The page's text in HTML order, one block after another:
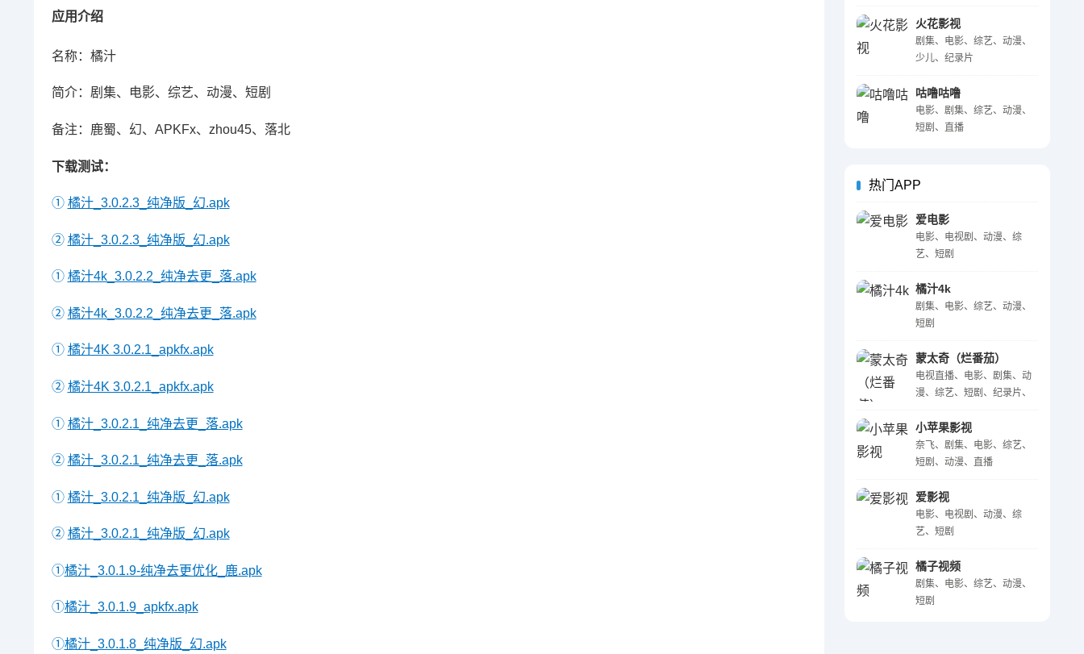
火花影视
剧集、电影、综艺、动漫、
少儿、纪录片
咕噜咕噜
电影、剧集、综艺、动漫、
短剧、直播
热门APP
爱电影
电影、电视剧、动漫、综
艺、短剧
橘汁4k
剧集、电影、综艺、动漫、
短剧
蒙太奇（烂番茄）
电视直播、电影、剧集、动
漫、综艺、短剧、纪录片、
小苹果影视
奈飞、剧集、电影、综艺、
短剧、动漫、直播
爱影视
电影、电视剧、动漫、综
艺、短剧
橘子视频
剧集、电影、综艺、动漫、
短剧
应用介绍
名称：橘汁
简介：剧集、电影、综艺、动漫、短剧
备注：鹿蜀、幻、APKFx、zhou45、落北
下载测试：
① 橘汁_3.0.2.3_纯净版_幻.apk
② 橘汁_3.0.2.3_纯净版_幻.apk
① 橘汁4k_3.0.2.2_纯净去更_落.apk
② 橘汁4k_3.0.2.2_纯净去更_落.apk
① 橘汁4K 3.0.2.1_apkfx.apk
② 橘汁4K 3.0.2.1_apkfx.apk
① 橘汁_3.0.2.1_纯净去更_落.apk
② 橘汁_3.0.2.1_纯净去更_落.apk
① 橘汁_3.0.2.1_纯净版_幻.apk
② 橘汁_3.0.2.1_纯净版_幻.apk
①橘汁_3.0.1.9-纯净去更优化_鹿.apk
①橘汁_3.0.1.9_apkfx.apk
①橘汁_3.0.1.8_纯净版_幻.apk